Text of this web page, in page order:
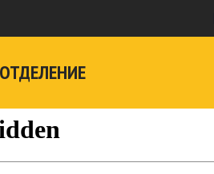
ОТДЕЛЕНИЕ